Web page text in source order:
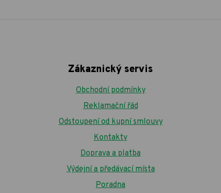
Zákaznický servis
Obchodní podmínky
Reklamační řád
Odstoupení od kupní smlouvy
Kontakty
Doprava a platba
Výdejní a předávací místa
Poradna